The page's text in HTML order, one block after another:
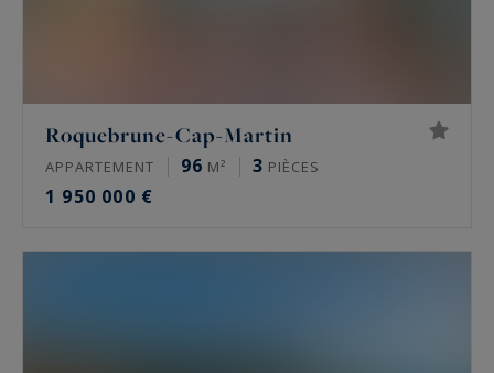
Roquebrune-Cap-Martin
APPARTEMENT 96 M² 3 PIÈCES
1 950 000 €